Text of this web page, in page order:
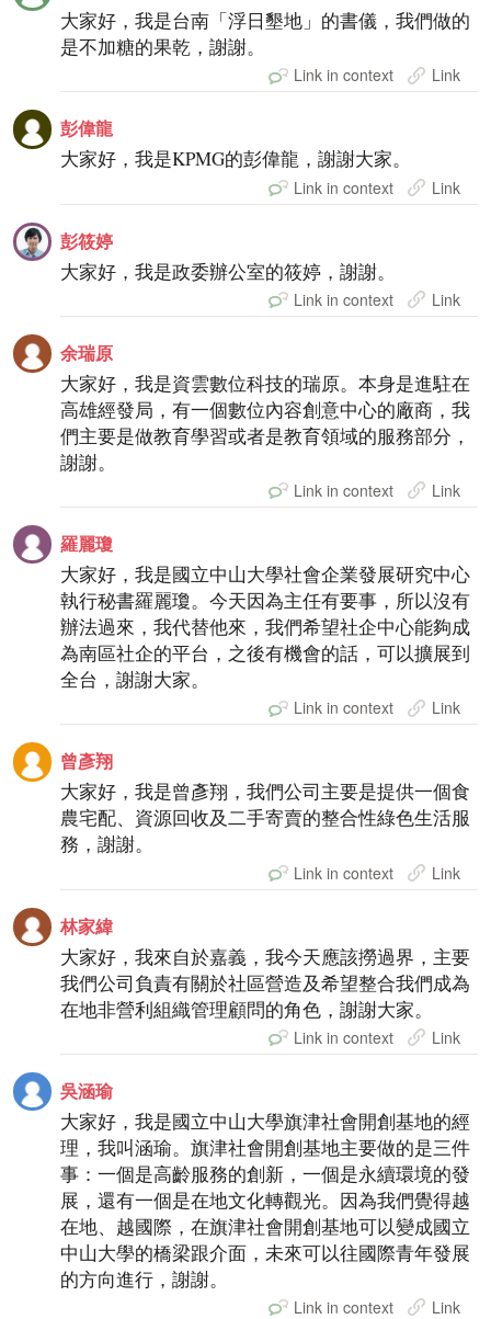
大家好，我是台南「浮日墾地」的書儀，我們做的
是不加糖的果乾，謝謝。
Link in context Link
彭偉龍
大家好，我是KPMG的彭偉龍，謝謝大家。
Link in context Link
彭筱婷
大家好，我是政委辦公室的筱婷，謝謝。
Link in context Link
余瑞原
大家好，我是資雲數位科技的瑞原。本身是進駐在
高雄經發局，有一個數位內容創意中心的廠商，我
們主要是做教育學習或者是教育領域的服務部分，
謝謝。
Link in context Link
羅麗瓊
大家好，我是國立中山大學社會企業發展研究中心
執行秘書羅麗瓊。今天因為主任有要事，所以沒有
辦法過來，我代替他來，我們希望社企中心能夠成
為南區社企的平台，之後有機會的話，可以擴展到
全台，謝謝大家。
Link in context Link
曾彥翔
大家好，我是曾彥翔，我們公司主要是提供一個食
農宅配、資源回收及二手寄賣的整合性綠色生活服
務，謝謝。
Link in context Link
林家緯
大家好，我來自於嘉義，我今天應該撈過界，主要
我們公司負責有關於社區營造及希望整合我們成為
在地非營利組織管理顧問的角色，謝謝大家。
Link in context Link
吳涵瑜
大家好，我是國立中山大學旗津社會開創基地的經
理，我叫涵瑜。旗津社會開創基地主要做的是三件
事：一個是高齡服務的創新，一個是永續環境的發
展，還有一個是在地文化轉觀光。因為我們覺得越
在地、越國際，在旗津社會開創基地可以變成國立
中山大學的橋梁跟介面，未來可以往國際青年發展
的方向進行，謝謝。
Link in context Link